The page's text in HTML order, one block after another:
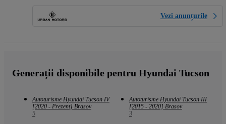
Vezi anunțurile
Generații disponibile pentru Hyundai Tucson
Autoturisme Hyundai Tucson IV
[2020 - Prezent] Brasov
5
Autoturisme Hyundai Tucson III
[2015 - 2020] Brasov
3